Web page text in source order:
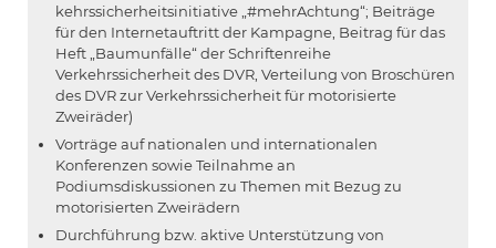
kehrssicherheitsinitiative „#mehrAchtung“; Beiträge
für den Internetauftritt der Kampagne, Beitrag für das
Heft „Baumunfälle“ der Schriftenreihe
Verkehrssicherheit des DVR, Verteilung von Broschüren
des DVR zur Verkehrssicherheit für motorisierte
Zweiräder)
Vorträge auf nationalen und internationalen
Konferenzen sowie Teilnahme an
Podiumsdiskussionen zu Themen mit Bezug zu
motorisierten Zweirädern
Durchführung bzw. aktive Unterstützung von